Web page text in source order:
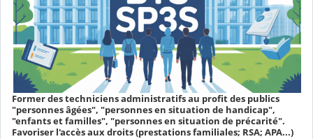
Former des techniciens administratifs au profit des publics
"personnes âgées", "personnes en situation de handicap",
"enfants et familles", "personnes en situation de précarité".
Favoriser l'accès aux droits (prestations familiales; RSA; APA...)